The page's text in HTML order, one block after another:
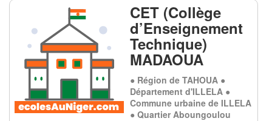
CET (Collège
d’Enseignement
Technique)
MADAOUA
● Région de TAHOUA ●
Département d'ILLELA ●
Commune urbaine de ILLELA
● Quartier Aboungoulou